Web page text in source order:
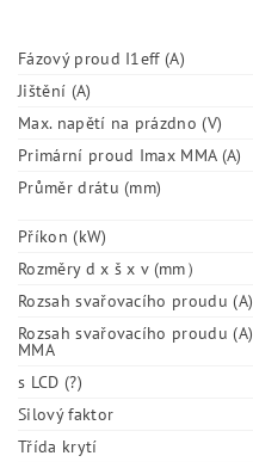
Fázový proud I1eff (A)
Jištění (A)
Max. napětí na prázdno (V)
Primární proud Imax MMA (A)
Průměr drátu (mm)
Příkon (kW)
Rozměry d x š x v (mm）
Rozsah svařovacího proudu (A)
Rozsah svařovacího proudu (A)
MMA
s LCD (?)
Silový faktor
Třída krytí